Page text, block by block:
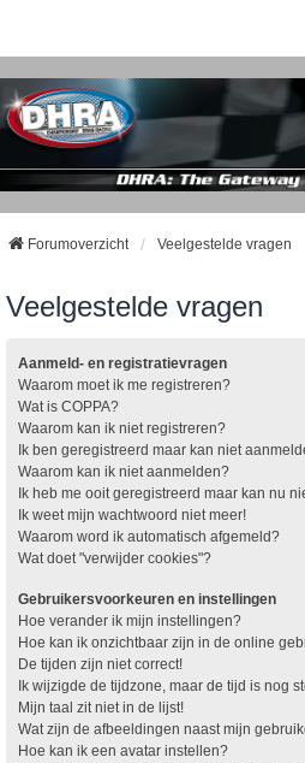
Forumoverzicht Veelgestelde vragen
Veelgestelde vragen
Aanmeld- en registratievragen
Waarom moet ik me registreren?
Wat is COPPA?
Waarom kan ik niet registreren?
Ik ben geregistreerd maar kan niet
Waarom kan ik niet aanmelden?
Ik heb me ooit geregistreerd maar kan nu
Ik weet mijn wachtwoord niet meer!
Waarom word ik automatisch afgemeld?
Wat doet "verwijder cookies"?
Gebruikersvoorkeuren en instellingen
Hoe verander ik mijn instellingen?
Hoe kan ik onzichtbaar zijn in de online
De tijden zijn niet correct!
Ik wijzigde de tijdzone, maar de tijd is nog
Mijn taal zit niet in de lijst!
Wat zijn de afbeeldingen naast mijn
Hoe kan ik een avatar instellen?